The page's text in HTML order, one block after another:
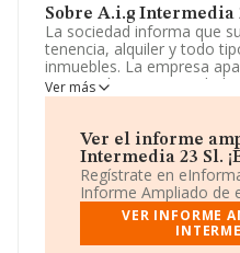
Sobre A.i.g Intermedia
La sociedad informa que
tenencia, alquiler y todo
inmuebles. La empresa
Mercantil como Sociedad
referencia CNAE
La empresa no tiene
La sociedad española
B22603740, tiene
12 Bj A, (20810), Orio,
En base a la información
Ver más
Ver el informe
Intermedia 23 Sl.
Regístrate en
Informe Ampliado de
VER INFORME